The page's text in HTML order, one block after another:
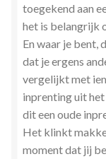
toegekend aan
het is belangrijk
En waar je bent,
dat je ergens
vergelijkt met
inprenting uit
dit een oude
Het klinkt
moment dat jij